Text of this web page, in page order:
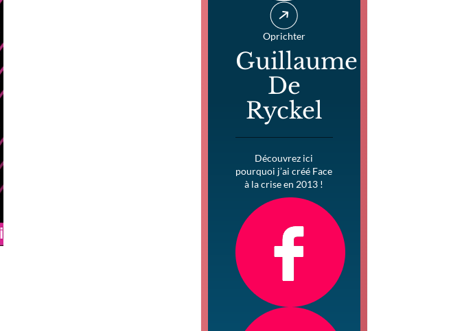
Oprichter
Guillaume
De
Ryckel
Découvrez ici
pourquoi j’ai créé Face
à la crise en 2013 !